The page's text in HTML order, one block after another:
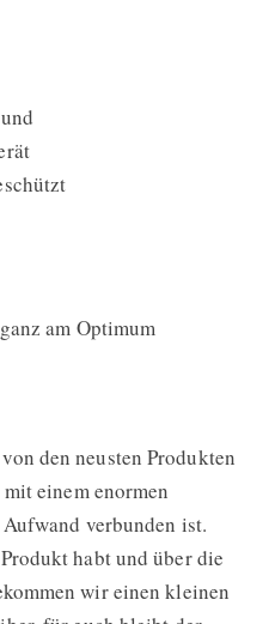
am Optimum
den neusten Produkten
einem enormen
verbunden ist.
habt und über die
wir einen kleinen